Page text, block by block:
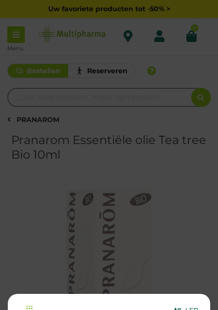
Uw favoriete producten tot -50% >
Menu
0
Bestellen Reserveren
PRANAROM
Pranarom Essentiële olie Tea tree
Bio 10ml